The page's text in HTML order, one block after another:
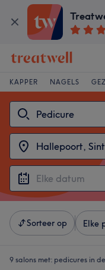
KAPPER NAGELS
Sorteer op Elke
9 salons met: pedicures in